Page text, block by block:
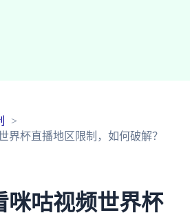
界杯直播地区限制，如何破解？
咪咕视频世界杯